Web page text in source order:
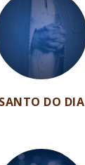
SANTO DO DIA